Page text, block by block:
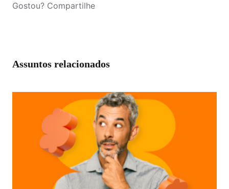
Gostou? Compartilhe
Assuntos relacionados